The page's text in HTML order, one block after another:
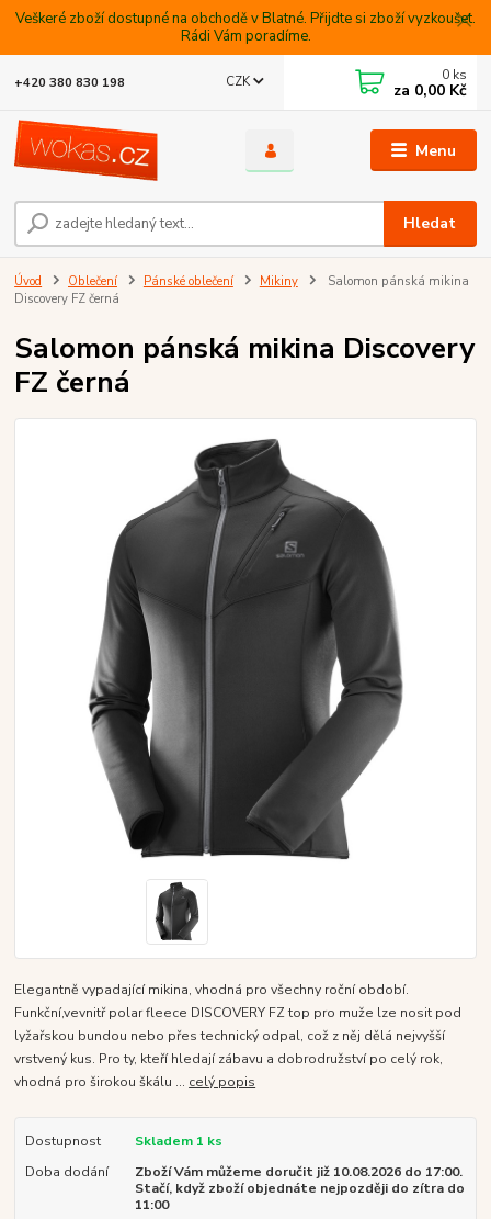
Veškeré zboží dostupné na obchodě v Blatné. Přijdte si zboží vyzkoušet.
Rádi Vám poradíme.
Menu
CZK
Hledat
+420 380 830 198 0 ks
za 0,00 Kč
Úvod Oblečení Pánské oblečení Mikiny
Salomon pánská mikina
Discovery FZ černá
Salomon pánská mikina Discovery
FZ černá
Elegantně vypadající mikina, vhodná pro všechny roční období.
Funkční,vevnitř polar fleece DISCOVERY FZ top pro muže lze nosit pod
lyžařskou bundou nebo přes technický odpal, což z něj dělá nejvyšší
vrstvený kus. Pro ty, kteří hledají zábavu a dobrodružství po celý rok,
vhodná pro širokou škálu ... celý popis
Dostupnost
Skladem 1 ks
Doba dodání
Zboží Vám můžeme doručit již 10.08.2026 do 17:00.
Stačí, když zboží objednáte nejpozději do zítra do
11:00